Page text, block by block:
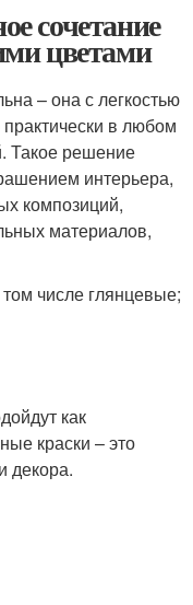
сочетание
цветами
– она с легкостью
в любом
Такое решение
интерьера,
композиций,
материалов,
числе глянцевые;
как
краски – это
декора.